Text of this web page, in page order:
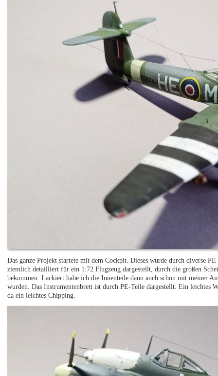
Das ganze Projekt startete mit dem Cockpit. Dieses wurde durch diverse
ziemlich detailliert für ein 1:72 Flugzeug dargestellt, durch die großen
bekommen. Lackiert habe ich die Innenteile dann auch schon mit meiner
wurden. Das Instrumentenbrett ist durch PE-Teile dargestellt. Ein leichtes
da ein leichtes Chipping.